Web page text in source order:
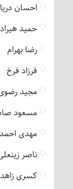
احسان
حمید هیراد
رضا بهرام
فرزاد فرخ
مجید
مسعود
مهدی
ناصر
کسری